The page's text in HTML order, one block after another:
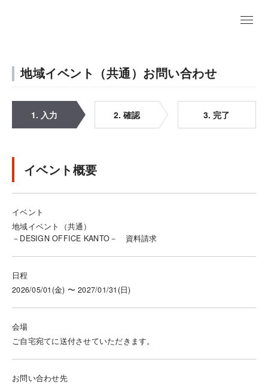
地域イベント（共通）お問い合わせ
1. 入力 2. 確認 3. 完了
イベント概要
イベント
地域イベント（共通）
－DESIGN OFFICE KANTO－ 資料請求
日程
2026/05/01(金) 〜 2027/01/31(日)
会場
ご自宅宛てに送付させていただきます。
お問い合わせ先